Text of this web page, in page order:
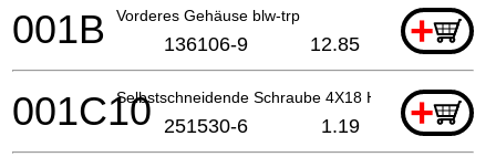
Vorderes Gehäuse blw-trp +
001B 136106-9 12.85
Selbstschneidende Schraube 4X18 Hr1841F
+
001C10 251530-6 1.19